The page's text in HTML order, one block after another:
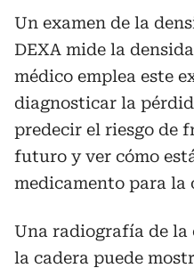
Un examen de la
DEXA mide la
médico emplea este
diagnosticar la
predecir el riesgo de
futuro y ver cómo
medicamento para la
Una radiografía de la
la cadera puede